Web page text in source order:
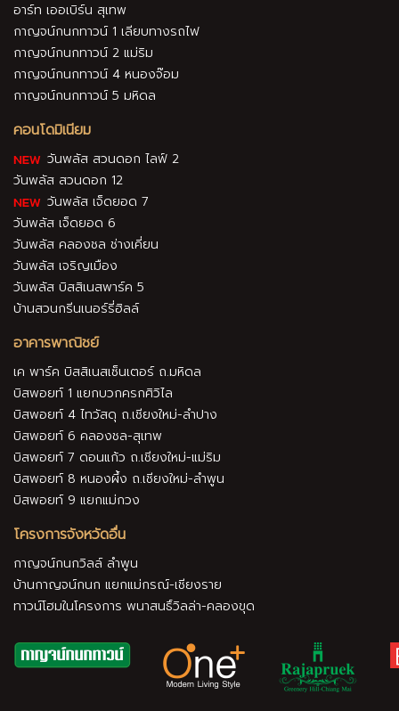
อาร์ท เออเบิร์น สุเทพ
กาญจน์กนกทาวน์ 1 เลียบทางรถไฟ
กาญจน์กนกทาวน์ 2 แม่ริม
กาญจน์กนกทาวน์ 4 หนองจ๊อม
กาญจน์กนกทาวน์ 5 มหิดล
คอนโดมิเนียม
วันพลัส สวนดอก ไลฟ์ 2
วันพลัส สวนดอก 12
วันพลัส เจ็ดยอด 7
วันพลัส เจ็ดยอด 6
วันพลัส คลองชล ช่างเคี่ยน
วันพลัส เจริญเมือง
วันพลัส บิสสิเนสพาร์ค 5
บ้านสวนกรีนเนอร์รี่ฮิลล์
อาคารพาณิชย์
เค พาร์ค บิสสิเนสเซ็นเตอร์ ถ.มหิดล
บิสพอยท์ 1 แยกบวกครกศิวิไล
บิสพอยท์ 4 ไทวัสดุ ถ.เชียงใหม่-ลำปาง
บิสพอยท์ 6 คลองชล-สุเทพ
บิสพอยท์ 7 ดอนแก้ว ถ.เชียงใหม่-แม่ริม
บิสพอยท์ 8 หนองผึ้ง ถ.เชียงใหม่-ลำพูน
บิสพอยท์ 9 แยกแม่กวง
โครงการจังหวัดอื่น
กาญจน์กนกวิลล์ ลำพูน
บ้านกาญจน์กนก แยกแม่กรณ์-เชียงราย
ทาวน์โฮมในโครงการ พนาสนธิ์วิลล่า-คลองขุด